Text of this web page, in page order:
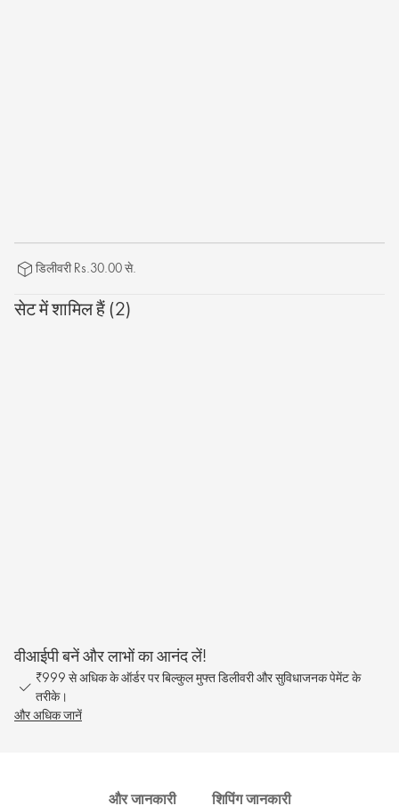
डिलीवरी Rs.30.00 से.
सेट में शामिल हैं (2)
वीआईपी बनें और लाभों का आनंद लें!
₹999 से अधिक के ऑर्डर पर बिल्कुल मुफ्त डिलीवरी और सुविधाजनक पेमेंट के
तरीके।
और अधिक जानें
और जानकारी शिपिंग जानकारी